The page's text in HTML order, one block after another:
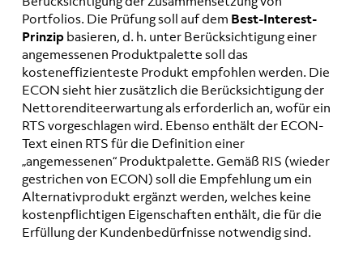
Portfolios. Die Prüfung soll auf dem Best-Interest-
Prinzip basieren, d. h. unter Berücksichtigung einer
angemessenen Produktpalette soll das
kosteneffizienteste Produkt empfohlen werden. Die
ECON sieht hier zusätzlich die Berücksichtigung der
Nettorenditeerwartung als erforderlich an, wofür ein
RTS vorgeschlagen wird. Ebenso enthält der ECON-
Text einen RTS für die Definition einer
„angemessenen“ Produktpalette. Gemäß RIS (wieder
gestrichen von ECON) soll die Empfehlung um ein
Alternativprodukt ergänzt werden, welches keine
kostenpflichtigen Eigenschaften enthält, die für die
Erfüllung der Kundenbedürfnisse notwendig sind.